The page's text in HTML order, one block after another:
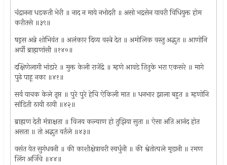
चंद्रानना धडकती भेरी ॥ नाद न माये नभोदरी ॥ असो भद्रसेन यावरी विधियुक्त होम
करीतसे ॥३९॥
षड्रस अन्ने शोभिवंत ॥ अलंकार दिव्य वस्त्रे देत ॥ अमोलिक वस्तु अद्भुत ॥ आणोनि
अर्पी ब्राह्मणांसी ॥१४०॥
दक्षिणेलागी भांडारे ॥ मुक्त केली राजेंद्रे ॥ म्हणे आवडे तितुके भरा एकसरे ॥ मागे
पुढे पाहू नका ॥४१॥
सर्व याचक केले तृप्त ॥ पुरे पुरे हेचि ऐकिली मात ॥ धनभार झाला बहुत ॥ म्हणोनि
सांडिती ठायी ठायी ॥४२॥
ब्राह्मण देती मंत्राक्षता ॥ विजय कल्याण हो तुझिया सुता ॥ ऐसा अति आनंद होत
असता ॥ तो अद्भुत वर्तले ॥४३॥
वसंत येत सुगंधवनी ॥ की काशीक्षेत्रावरी स्वर्धुनी ॥ की श्वेतोत्पले मृडानी ॥ रमण
लिंग अर्जिचे ॥४४॥